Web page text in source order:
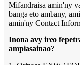
Mifandraisa amin'ny
banga eto ambany,
amin'ny Contact
Inona avy ireo
ampiasainao?